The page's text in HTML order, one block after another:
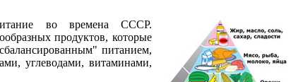
во времена СССР.
продуктов, которые
питанием,
углеводами, витаминами,